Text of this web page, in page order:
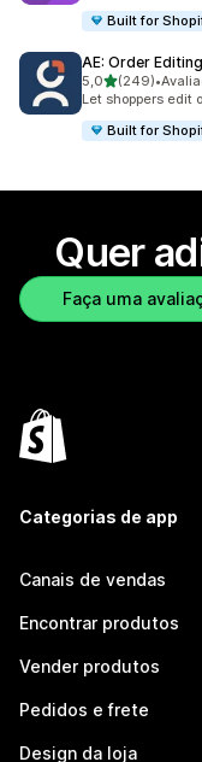
Built for
AE: Order
5,0de 5 estrelas
(249)
249 avaliações
•
Let shoppers edit
Built for
Quer
Faça uma
Categorias de app
Canais de vendas
Encontrar produtos
Vender produtos
Pedidos e frete
Design da loja